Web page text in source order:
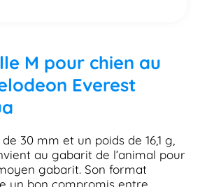
M pour chien au
Everest
30 mm et un poids de 16,1 g,
au gabarit de l’animal pour
gabarit. Son format